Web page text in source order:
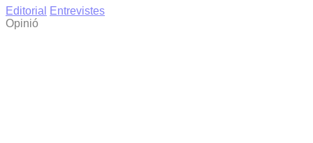
Editorial
Entrevistes
Opinió